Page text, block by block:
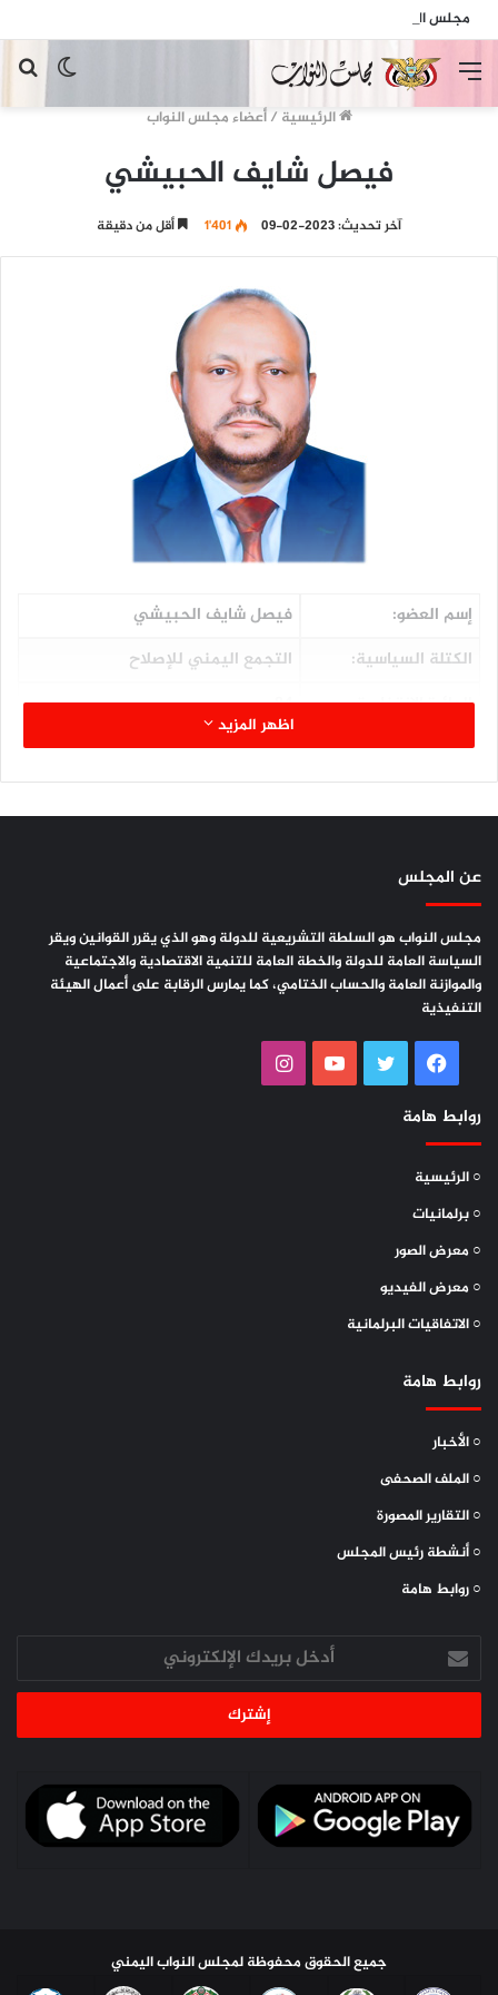
الوضع
المظلم
القائمة
الرئيسية / أعضاء مجلس النواب
فيصل شايف الحبيشي
آخر تحديث: 2023-02-09 1٬401 أقل من دقيقة
إسم العضو:
فيصل شايف الحبيشي
الكتلة السياسية:
التجمع اليمني للإصلاح
الدائرة الإنتخابية:
84
المحافظة:
إب
المؤهلات العلمية:
اظهر المزيد
عن المجلس
مجلس النواب هو السلطة التشريعية للدولة وهو الذي يقرر القوانين ويقر
السياسة العامة للدولة والخطة العامة للتنمية الاقتصادية والاجتماعية
والموازنة العامة والحساب الختامي، كما يمارس الرقابة على أعمال الهيئة
التنفيذية
فيسبوك تويتر يوتيوب
روابط هامة
○ الرئيسية
○ برلمانيات
○ معرض الصور
○ معرض الفيديو
○ الاتفاقيات البرلمانية
روابط هامة
○ الأخبار
○ الملف الصحفى
○ التقارير المصورة
○ أنشطة رئيس المجلس
○ روابط هامة
أدخل
بريدك
الإلكتروني
جميع الحقوق محفوظة لمجلس النواب اليمني